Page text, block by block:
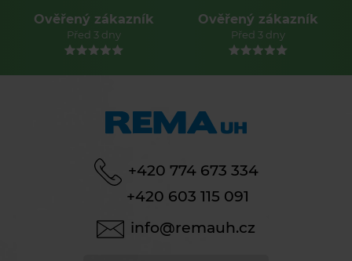
Ověřený zákazník
Před 3 dny
Ověřený zákazník
Před 3 dny
+420 774 673 334
+420 603 115 091
info@remauh.cz